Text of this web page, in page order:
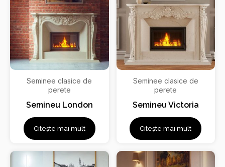
Seminee clasice de
perete
Semineu London
Citește mai mult
Seminee clasice de
perete
Semineu Victoria
Citește mai mult